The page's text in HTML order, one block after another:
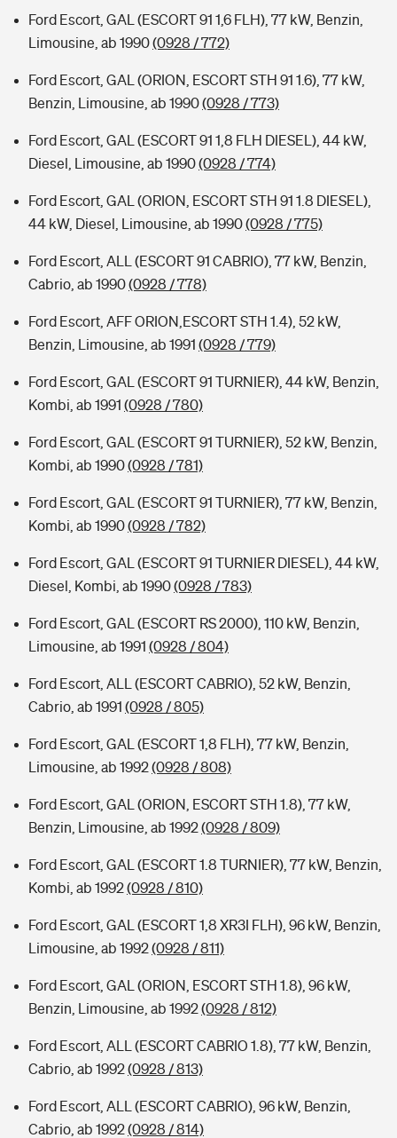
Ford Escort, GAL (ESCORT 91 1,6 FLH), 77 kW, Benzin,
Limousine, ab 1990(0928 / 772)
Ford Escort, GAL (ORION, ESCORT STH 91 1.6), 77 kW,
Benzin, Limousine, ab 1990(0928 / 773)
Ford Escort, GAL (ESCORT 91 1,8 FLH DIESEL), 44 kW,
Diesel, Limousine, ab 1990(0928 / 774)
Ford Escort, GAL (ORION, ESCORT STH 91 1.8 DIESEL),
44 kW, Diesel, Limousine, ab 1990(0928 / 775)
Ford Escort, ALL (ESCORT 91 CABRIO), 77 kW, Benzin,
Cabrio, ab 1990(0928 / 778)
Ford Escort, AFF ORION,ESCORT STH 1.4), 52 kW,
Benzin, Limousine, ab 1991 (0928 / 779)
Ford Escort, GAL (ESCORT 91 TURNIER), 44 kW, Benzin,
Kombi, ab 1991 (0928 / 780)
Ford Escort, GAL (ESCORT 91 TURNIER), 52 kW, Benzin,
Kombi, ab 1990(0928 / 781)
Ford Escort, GAL (ESCORT 91 TURNIER), 77 kW, Benzin,
Kombi, ab 1990(0928 / 782)
Ford Escort, GAL (ESCORT 91 TURNIER DIESEL), 44 kW,
Diesel, Kombi, ab 1990(0928 / 783)
Ford Escort, GAL (ESCORT RS 2000), 110 kW, Benzin,
Limousine, ab 1991 (0928 / 804)
Ford Escort, ALL (ESCORT CABRIO), 52 kW, Benzin,
Cabrio, ab 1991 (0928 / 805)
Ford Escort, GAL (ESCORT 1,8 FLH), 77 kW, Benzin,
Limousine, ab 1992(0928 / 808)
Ford Escort, GAL (ORION, ESCORT STH 1.8), 77 kW,
Benzin, Limousine, ab 1992(0928 / 809)
Ford Escort, GAL (ESCORT 1.8 TURNIER), 77 kW, Benzin,
Kombi, ab 1992(0928 / 810)
Ford Escort, GAL (ESCORT 1,8 XR3I FLH), 96 kW, Benzin,
Limousine, ab 1992(0928 / 811)
Ford Escort, GAL (ORION, ESCORT STH 1.8), 96 kW,
Benzin, Limousine, ab 1992(0928 / 812)
Ford Escort, ALL (ESCORT CABRIO 1.8), 77 kW, Benzin,
Cabrio, ab 1992(0928 / 813)
Ford Escort, ALL (ESCORT CABRIO), 96 kW, Benzin,
Cabrio, ab 1992(0928 / 814)